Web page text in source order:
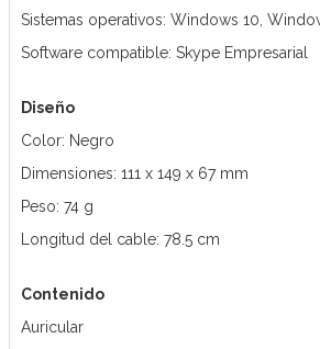
Sistemas operativos: Windows 10,
Software compatible: Skype Empresarial
Diseño
Color: Negro
Dimensiones: 111 x 149 x 67 mm
Peso: 74 g
Longitud del cable: 78.5 cm
Contenido
Auricular